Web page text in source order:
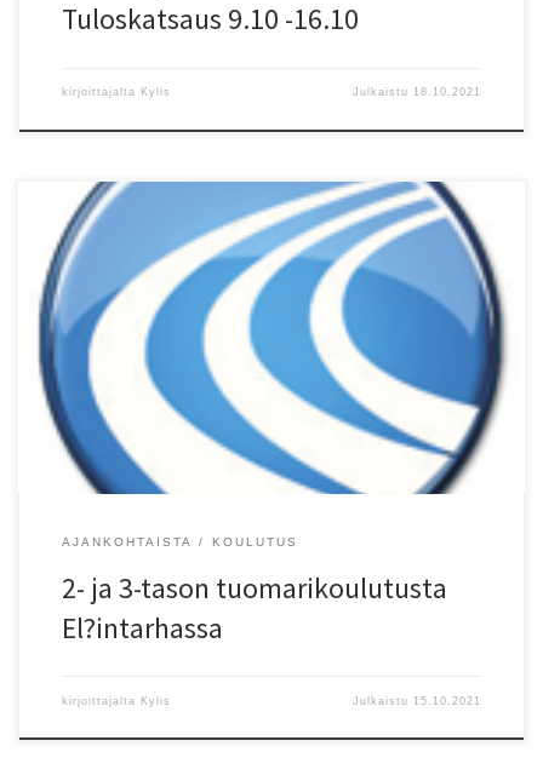
Tuloskatsaus 9.10 -16.10
kirjoittajalta Kylis Julkaistu 18.10.2021
Kolmostason koulutus Torstaina 18.marraskuuta 2021 kello 17:00-
21:30 Ilmoittutumiset: maarit.ovaska@kolmbus,fi 050 570 4310
Kakkostason koulutus Torstaina 25.marraskuuta 2021 kello 17:00-
21.00 Ilmoittutumiset: maarit.ovaska@kolmbus,fi 050 570 4310
AJANKOHTAISTA KOULUTUS
2- ja 3-tason tuomarikoulutusta
El?intarhassa
kirjoittajalta Kylis Julkaistu 15.10.2021